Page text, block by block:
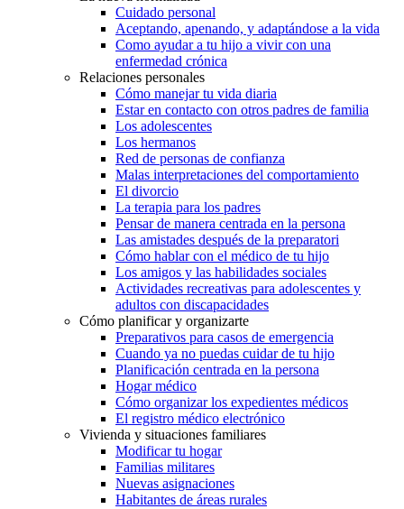
Cuidado personal
Aceptando, apenando, y adaptándose a la vida
Como ayudar a tu hijo a vivir con una
enfermedad crónica
Relaciones personales
Cómo manejar tu vida diaria
Estar en contacto con otros padres de familia
Los adolescentes
Los hermanos
Red de personas de confianza
Malas interpretaciones del comportamiento
El divorcio
La terapia para los padres
Pensar de manera centrada en la persona
Las amistades después de la preparatori
Cómo hablar con el médico de tu hijo
Los amigos y las habilidades sociales
Actividades recreativas para adolescentes y
adultos con discapacidades
Cómo planificar y organizarte
Preparativos para casos de emergencia
Cuando ya no puedas cuidar de tu hijo
Planificación centrada en la persona
Hogar médico
Cómo organizar los expedientes médicos
El registro médico electrónico
Vivienda y situaciones familiares
Modificar tu hogar
Familias militares
Nuevas asignaciones
Habitantes de áreas rurales